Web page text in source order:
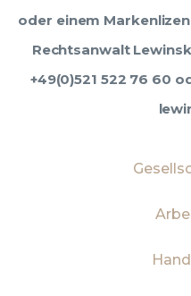
oder einem
Rechtsanwalt
+49(0)521 522 76 60